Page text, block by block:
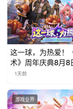
这一球，为热爱！
术》周年庆典8月8
线，多重福利与全
1天前
游戏业界